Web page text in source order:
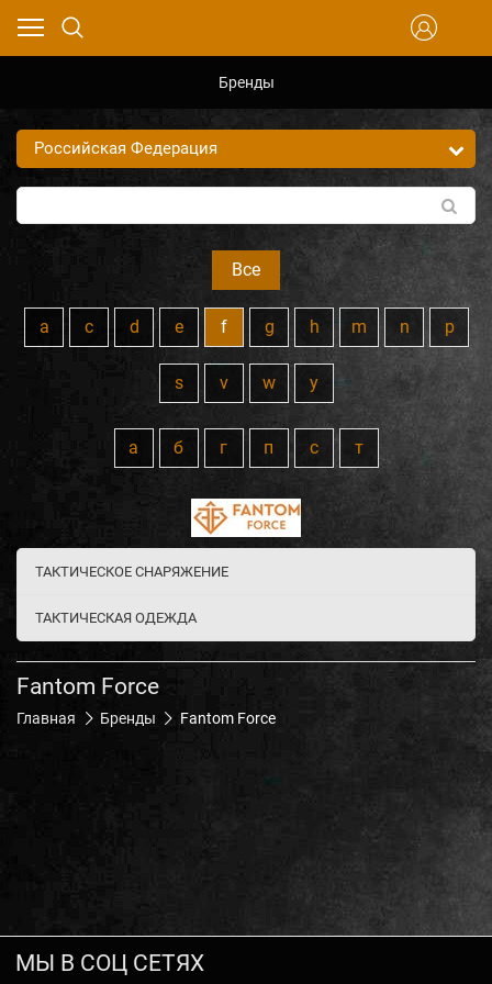
Бренды
Все
a c d e f g h m n p
s v w y
а б г п с т
ТАКТИЧЕСКОЕ СНАРЯЖЕНИЕ
ТАКТИЧЕСКАЯ ОДЕЖДА
Fantom Force
Главная Бренды Fantom Force
МЫ В СОЦ СЕТЯХ